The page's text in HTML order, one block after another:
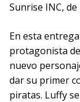
Sunrise INC,
En esta
protagonista
nuevo
dar su primer
piratas. Luffy